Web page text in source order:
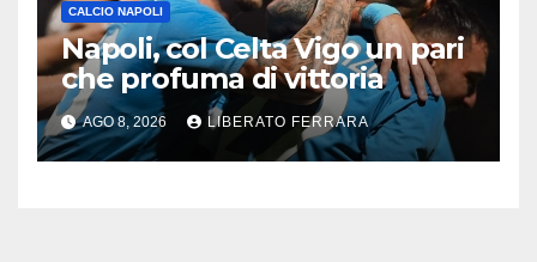
CALCIO NAPOLI
Napoli, col Celta Vigo un pari
che profuma di vittoria
AGO 8, 2026 LIBERATO FERRARA